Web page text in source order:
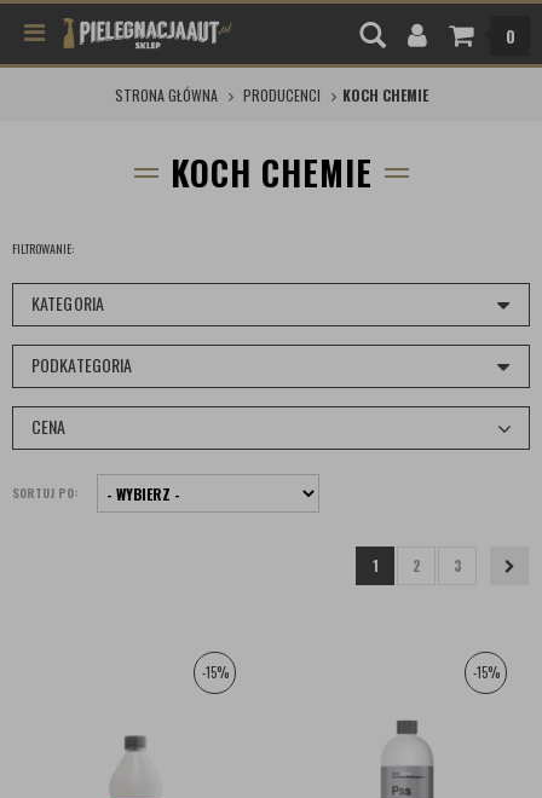
0
STRONA GŁÓWNA PRODUCENCI KOCH CHEMIE
KOCH CHEMIE
FILTROWANIE:
KATEGORIA
PODKATEGORIA
CENA
SORTUJ PO:
1 2 3
-15% -15%